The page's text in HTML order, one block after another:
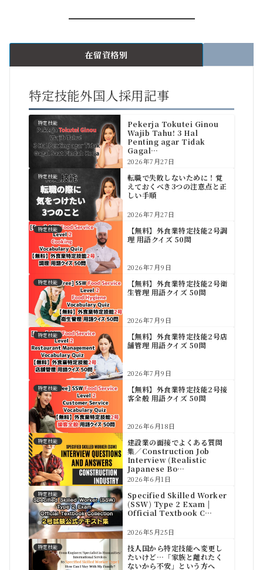
在留資格別
特定技能外国人採用記事
特定技能
Pekerja Tokutei Ginou
Wajib Tahu! 3 Hal
Penting agar Tidak
Gagal…
2026年7月27日
特定技能
転職で失敗しないために！覚
えておくべき3つの注意点と正
しい手順
2026年7月27日
特定技能
【無料】外食業特定技能2号調
理 用語クイズ 50問
2026年7月9日
特定技能
【無料】外食業特定技能2号衛
生管理 用語クイズ 50問
2026年7月9日
特定技能
【無料】外食業特定技能2号店
舗管理 用語クイズ 50問
2026年7月9日
特定技能
【無料】外食業特定技能2号接
客全般 用語クイズ 50問
2026年6月18日
特定技能
建設業の面接でよくある質問
集／Construction Job
Interview (Realistic
Japanese Bo…
2026年6月1日
特定技能
Specified Skilled Worker
(SSW) Type 2 Exam |
Official Textbook C…
2026年5月25日
特定技能
技人国から特定技能へ変更し
たいけど…「家族と離れたく
ないから不安」という方へ